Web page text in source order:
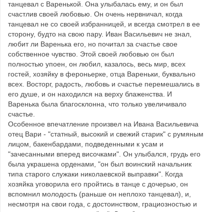
танцевал с Варенькой. Она улыбалась ему, и он был
счастлив своей любовью. Он очень нервничал, когда
танцевал не со своей избранницей, и всегда смотрел в ее
сторону, будто на свою пару. Иван Васильевич не знал,
любит ли Варенька его, но почитал за счастье свое
собственное чувство. Этой своей любовью он был
полностью упоен, он любил, казалось, весь мир, всех
гостей, хозяйку в фероньерке, отца Вареньки, буквально
всех. Восторг, радость, любовь и счастье перемешались в
его душе, и он находился на верху блаженства. И
Варенька была благосклонна, что только увеличивало
счастье.
Особенное впечатление произвел на Ивана Васильевича
отец Вари - "статный, высокий и свежий старик" с румяным
лицом, бакенбардами, подведенными к усам и
"зачесанными вперед височками". Он улыбался, грудь его
была украшена орденами, "он был воинский начальник
типа старого служаки николаевской выправки". Когда
хозяйка уговорила его пройтись в танце с дочерью, он
вспомнил молодость (раньше он неплохо танцевал), и,
несмотря на свои года, с достоинством, грациозностью и